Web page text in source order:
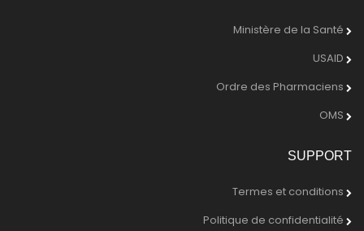
Ministère de la Santé
USAID
Ordre des Pharmaciens
OMS
SUPPORT
Termes et conditions
Politique de confidentialité